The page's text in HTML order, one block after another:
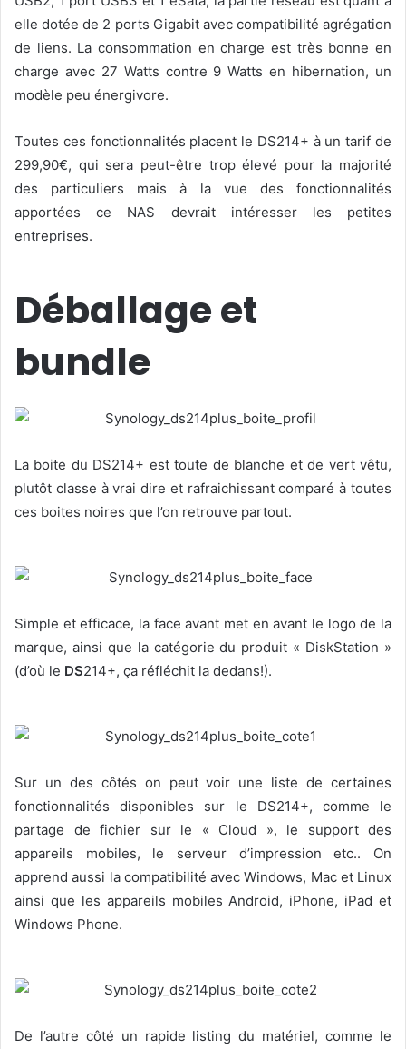
elle dotée de 2 ports Gigabit avec compatibilité agrégation
de liens. La consommation en charge est très bonne en
charge avec 27 Watts contre 9 Watts en hibernation, un
modèle peu énergivore.
Toutes ces fonctionnalités placent le DS214+ à un tarif de
299,90€, qui sera peut-être trop élevé pour la majorité
des particuliers mais à la vue des fonctionnalités
apportées ce NAS devrait intéresser les petites
entreprises.
Déballage et
bundle
La boite du DS214+ est toute de blanche et de vert vêtu,
plutôt classe à vrai dire et rafraichissant comparé à toutes
ces boites noires que l’on retrouve partout.
Simple et efficace, la face avant met en avant le logo de la
marque, ainsi que la catégorie du produit « DiskStation »
(d’où le DS214+, ça réfléchit la dedans!).
Sur un des côtés on peut voir une liste de certaines
fonctionnalités disponibles sur le DS214+, comme le
partage de fichier sur le « Cloud », le support des
appareils mobiles, le serveur d’impression etc.. On
apprend aussi la compatibilité avec Windows, Mac et Linux
ainsi que les appareils mobiles Android, iPhone, iPad et
Windows Phone.
De l’autre côté un rapide listing du matériel, comme le